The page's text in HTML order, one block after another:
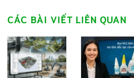
CÁC BÀI VIẾT LIÊN QUAN